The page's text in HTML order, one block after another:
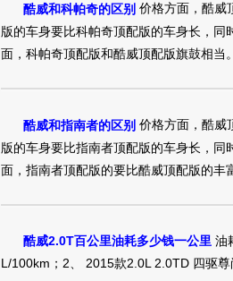
裸车提车价：37万 元
那无懈的棠
酷威2013款 3.6L
裸车提车价：35万 元
酷威2013款 2.4L
酷威和科帕奇的区别 价格方面，酷威
版的车身要比科帕奇顶配版的车身长，
面，科帕奇顶配版和酷威顶配版旗鼓相
酷威和指南者的区别 价格方面，酷威
版的车身要比指南者顶配版的车身长，
面，指南者顶配版的要比酷威顶配版的
酷威2.0T百公里油耗多少钱一公里 油
L/100km；2、 2015款2.0L 2.0TD 四驱